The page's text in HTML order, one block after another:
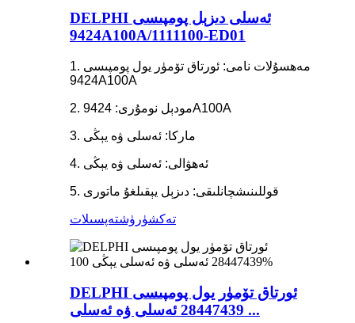
DELPHI ئەسلى دىزېل پومپىسى
9424A100A/1111100-ED01
1. مەھسۇلات نامى: ئورتاق تۆمۈر يول پومپىسى
9424A100A
2. مودېل نومۇرى: 9424A100A
3. ماركا: ئەسلى ۋە يېڭى
4. ئەھۋالى: ئەسلى ۋە يېڭى
5. قوللىنىشچانلىقى: دىزېل يېقىلغۇ ماتورى
تەكشۈرۈشتەپسىلات
DELPHI ئورتاق تۆمۈر يول پومپىسى
28447439 ئەسلى ۋە ئەسلى ...